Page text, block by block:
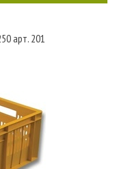
арт. 201